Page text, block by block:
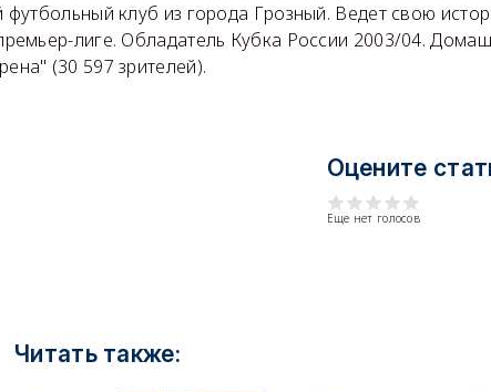
клуб из города Грозный. Ведет свою
лиге. Обладатель Кубка России 2003/04.
(30 597 зрителей).
Оцените
Еще нет голосов
Читать также: